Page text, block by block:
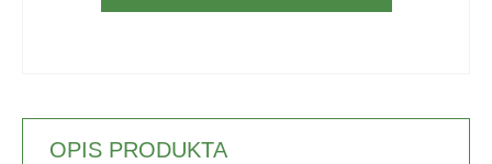
OPIS PRODUKTA